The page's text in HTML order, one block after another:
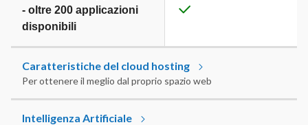
- oltre 200 applicazioni
disponibili
Caratteristiche del cloud hosting
Per ottenere il meglio dal proprio spazio web
Intelligenza Artificiale